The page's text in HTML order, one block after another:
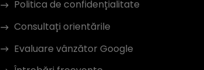
Politica de confidențialitate
Consultați orientările
Evaluare vânzător Google